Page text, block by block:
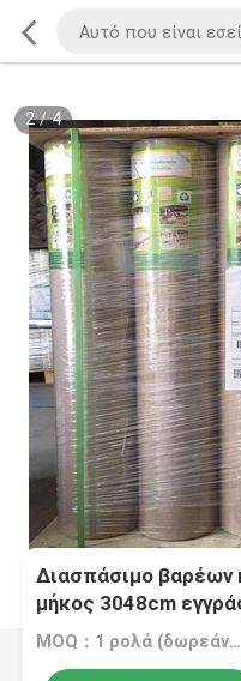
2/4
Διασπάσιμο βαρέων
μήκος 3048cm
πατωμάτων
MOQ：1 ρολά (δωρεάν δείγμα μεγέθους A4)